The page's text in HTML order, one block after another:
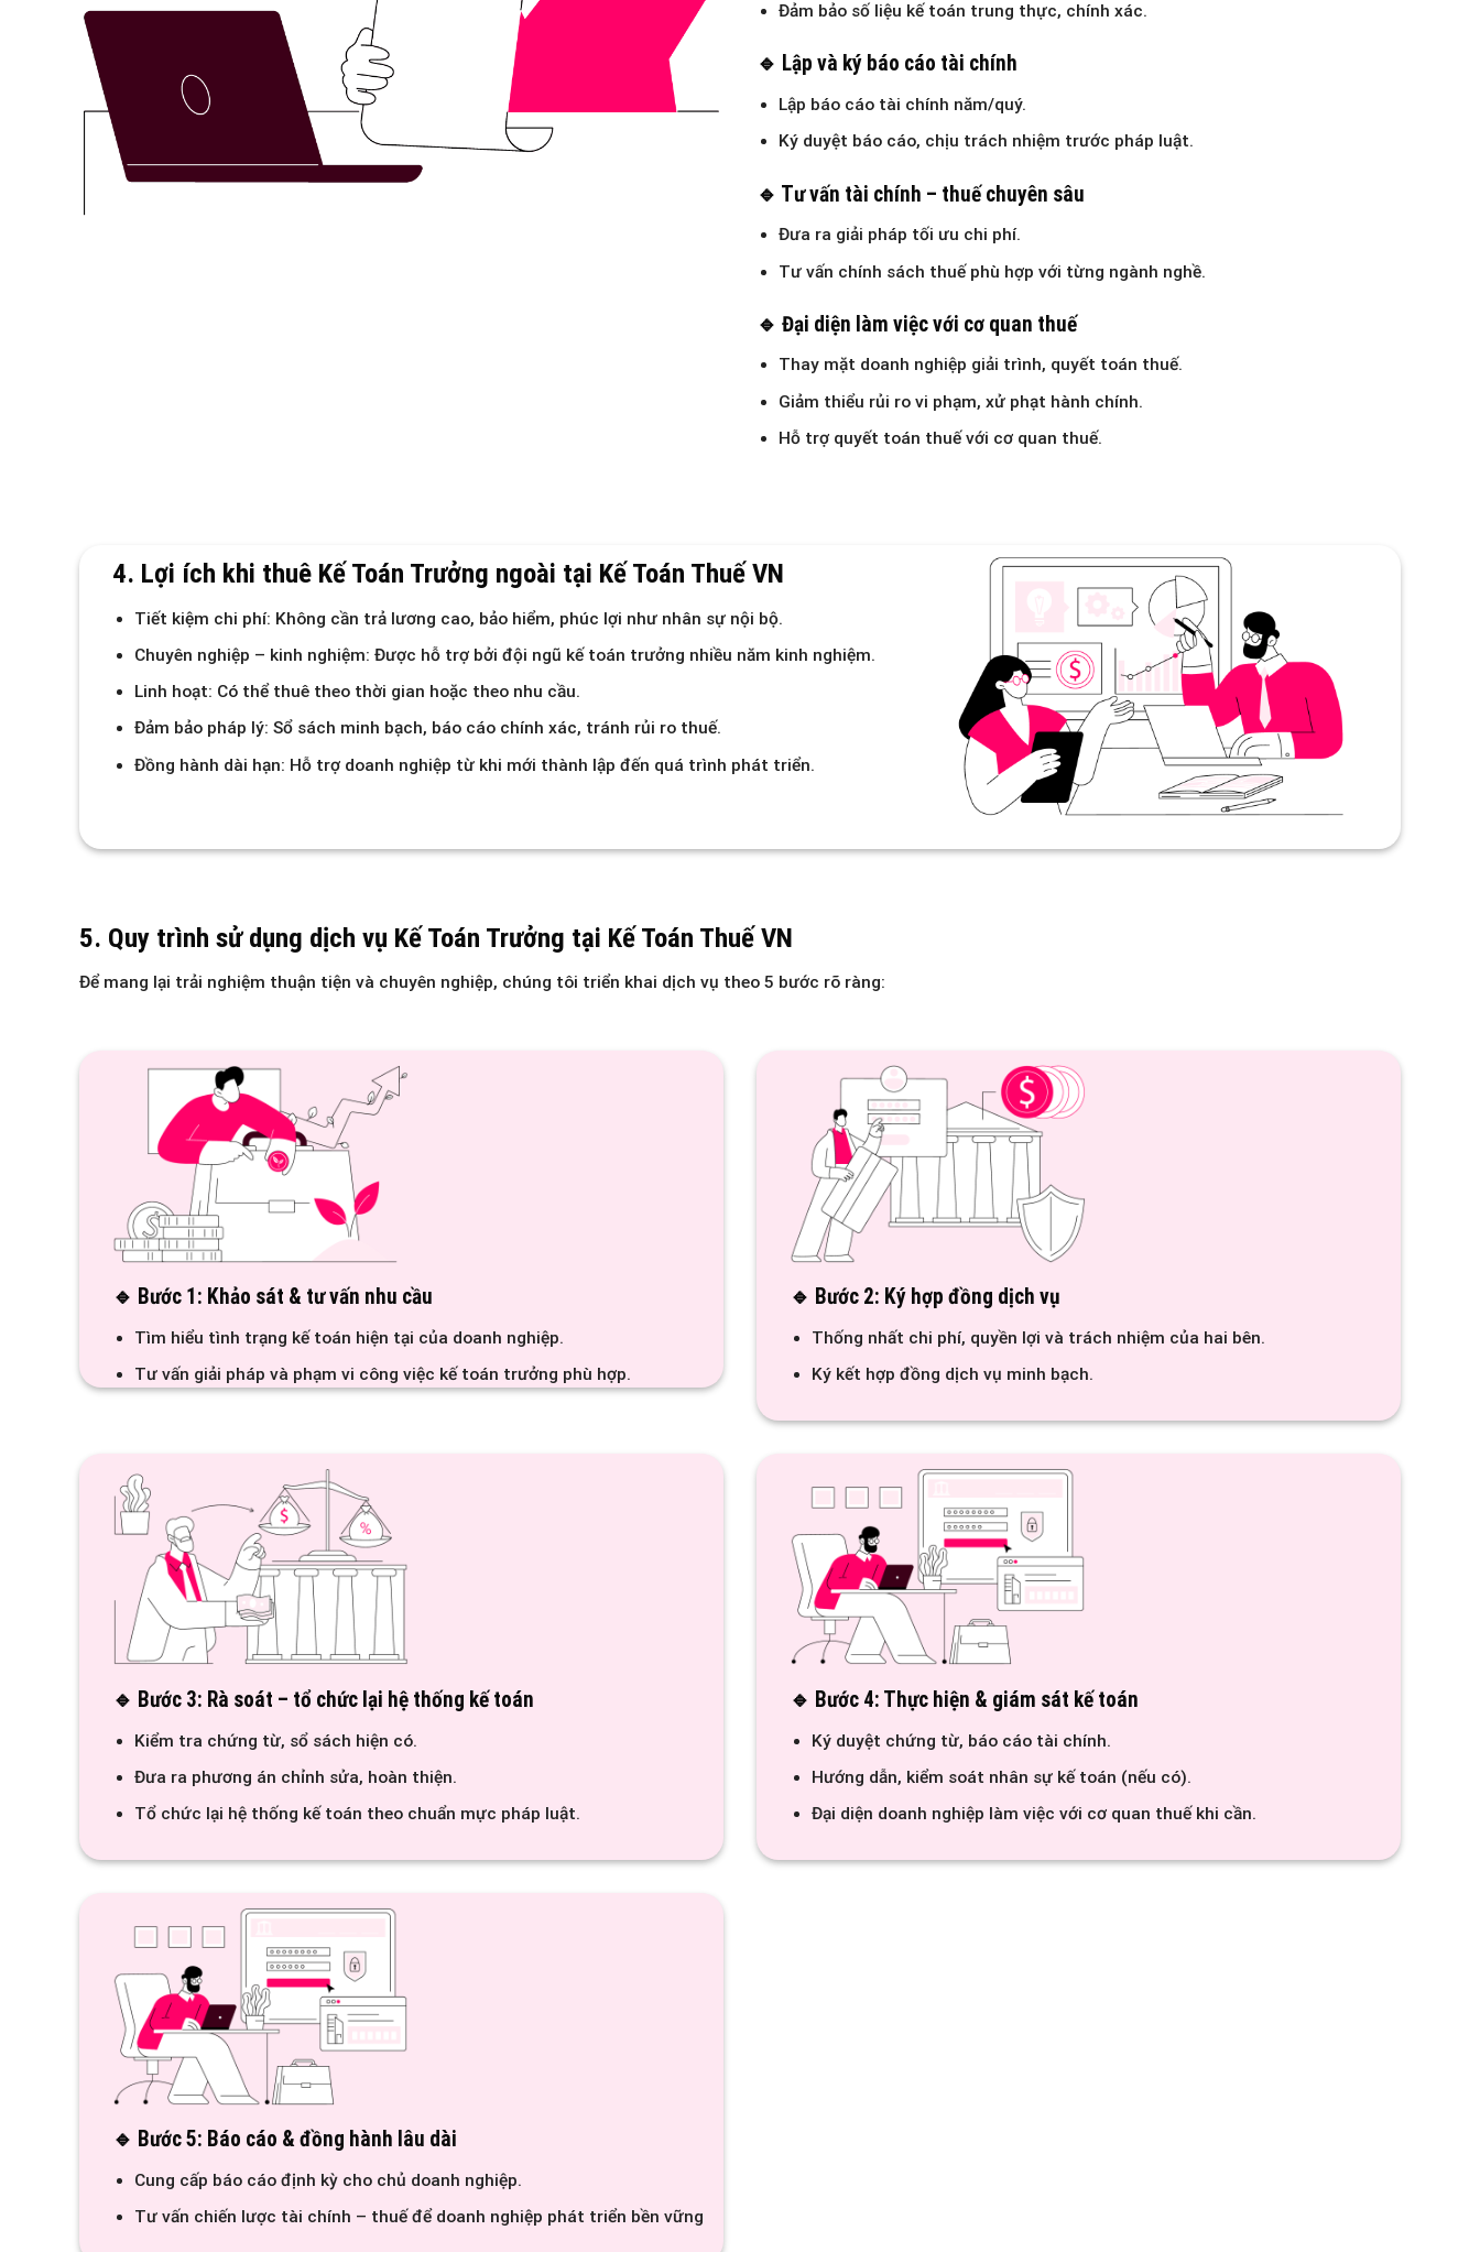
Đảm bảo số liệu kế toán trung thực, chính xác.
🔹 Lập và ký báo cáo tài chính
Lập báo cáo tài chính năm/quý.
Ký duyệt báo cáo, chịu trách nhiệm trước pháp luật.
🔹 Tư vấn tài chính – thuế chuyên sâu
Đưa ra giải pháp tối ưu chi phí.
Tư vấn chính sách thuế phù hợp với từng ngành nghề.
🔹 Đại diện làm việc với cơ quan thuế
Thay mặt doanh nghiệp giải trình, quyết toán thuế.
Giảm thiểu rủi ro vi phạm, xử phạt hành chính.
Hỗ trợ quyết toán thuế với cơ quan thuế.
4. Lợi ích khi thuê Kế Toán Trưởng ngoài tại Kế Toán Thuế VN
Tiết kiệm chi phí: Không cần trả lương cao, bảo hiểm, phúc lợi như nhân sự nội bộ.
Chuyên nghiệp – kinh nghiệm: Được hỗ trợ bởi đội ngũ kế toán trưởng nhiều năm kinh nghiệm.
Linh hoạt: Có thể thuê theo thời gian hoặc theo nhu cầu.
Đảm bảo pháp lý: Sổ sách minh bạch, báo cáo chính xác, tránh rủi ro thuế.
Đồng hành dài hạn: Hỗ trợ doanh nghiệp từ khi mới thành lập đến quá trình phát triển.
5. Quy trình sử dụng dịch vụ Kế Toán Trưởng tại Kế Toán Thuế VN
Để mang lại trải nghiệm thuận tiện và chuyên nghiệp, chúng tôi triển khai dịch vụ theo 5 bước rõ ràng:
🔹 Bước 1: Khảo sát & tư vấn nhu cầu
Tìm hiểu tình trạng kế toán hiện tại của doanh nghiệp.
Tư vấn giải pháp và phạm vi công việc kế toán trưởng phù hợp.
🔹 Bước 2: Ký hợp đồng dịch vụ
Thống nhất chi phí, quyền lợi và trách nhiệm của hai bên.
Ký kết hợp đồng dịch vụ minh bạch.
🔹 Bước 3: Rà soát – tổ chức lại hệ thống kế toán
Kiểm tra chứng từ, sổ sách hiện có.
Đưa ra phương án chỉnh sửa, hoàn thiện.
Tổ chức lại hệ thống kế toán theo chuẩn mực pháp luật.
🔹 Bước 4: Thực hiện & giám sát kế toán
Ký duyệt chứng từ, báo cáo tài chính.
Hướng dẫn, kiểm soát nhân sự kế toán (nếu có).
Đại diện doanh nghiệp làm việc với cơ quan thuế khi cần.
🔹 Bước 5: Báo cáo & đồng hành lâu dài
Cung cấp báo cáo định kỳ cho chủ doanh nghiệp.
Tư vấn chiến lược tài chính – thuế để doanh nghiệp phát triển bền vững